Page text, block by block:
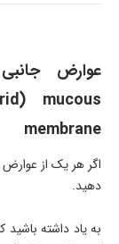
عوارض
mucous
membrane
اگر هر یک از عوارض
دهید.
به یاد داشته